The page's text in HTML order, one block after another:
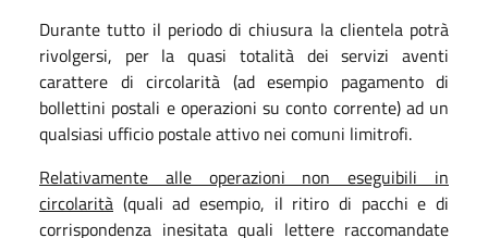
Durante tutto il periodo di chiusura la clientela potrà
rivolgersi, per la quasi totalità dei servizi aventi
carattere di circolarità (ad esempio pagamento di
bollettini postali e operazioni su conto corrente) ad un
qualsiasi ufficio postale attivo nei comuni limitrofi.
Relativamente alle operazioni non eseguibili in
circolarità (quali ad esempio, il ritiro di pacchi e di
corrispondenza inesitata quali lettere raccomandate